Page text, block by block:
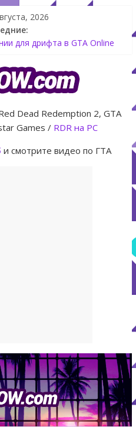
2026
Social Club инструкция
для дрифта в GTA Online
программу Fine Art Collector
Online The Kortz Center Heist
Dead Redemption 2, GTA
Games / RDR на PC
и смотрите видео по ГТА